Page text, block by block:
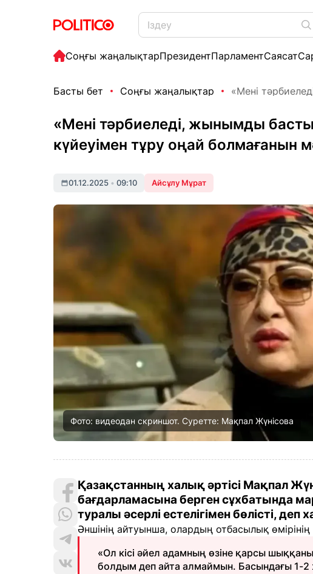
Соңғы жаңалықтарПрезидентПарламентСаясат
Басты бет Соңғы жаңалықтар «Мені
«Мені тәрбиеледі, жынымды
күйеуімен тұру оңай болмағанын
01.12.2025 • 09:10 Айсұлу Мұрат
Фото: видеодан скриншот. Суретте: Мақпал Жүнісова
Қазақстанның халық әртісі Мақпал
бағдарламасына берген сұхбатында
туралы әсерлі естелігімен бөлісті, деп
Әншінің айтуынша, олардың отбасылық
«Ол кісі әйел адамның өзіне қарсы
болдым деп айта алмаймын. Басындағы 1-